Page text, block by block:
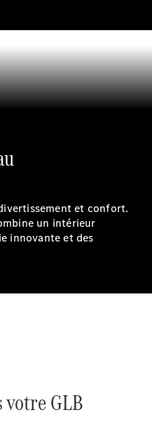
et confort.
un intérieur
innovante et des
GLB